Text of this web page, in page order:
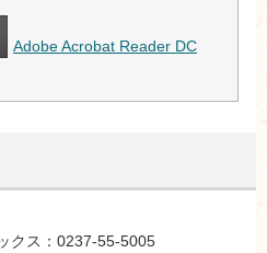
Adobe Acrobat Reader DC
クス：0237-55-5005